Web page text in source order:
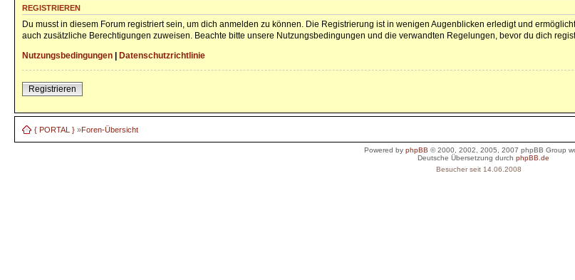
REGISTRIEREN
Du musst in diesem Forum registriert sein, um dich anmelden zu können. Die Registrierung ist in wenigen Augenblicken erledigt und
auch zusätzliche Berechtigungen zuweisen. Beachte bitte unsere Nutzungsbedingungen und die verwandten Regelungen, bevor du dich
Nutzungsbedingungen
Datenschutzrichtlinie
Registrieren
{ PORTAL } »Foren-Übersicht
Powered by phpBB © 2000, 2002, 2005, 2007 phpBB Group
Deutsche Übersetzung durchphpBB.de
Besucher seit 14.06.2008